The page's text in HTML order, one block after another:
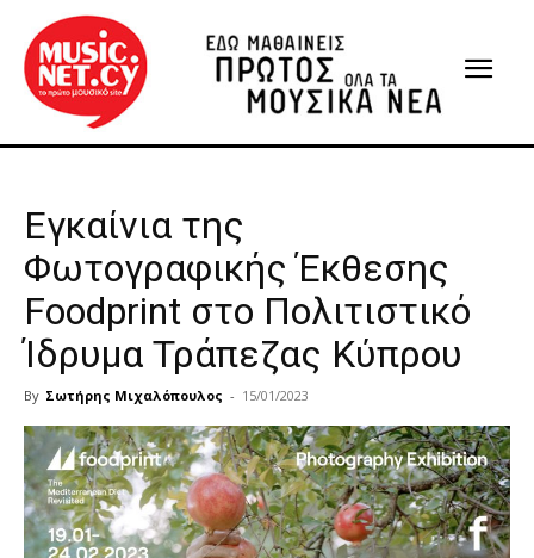
Εγκαίνια της
Φωτογραφικής Έκθεσης
Foodprint στο Πολιτιστικό
Ίδρυμα Τράπεζας Κύπρου
By Σωτήρης Μιχαλόπουλος - 15/01/2023